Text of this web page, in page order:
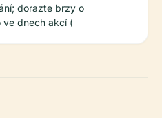
dorazte brzy o
ve dnech akcí (